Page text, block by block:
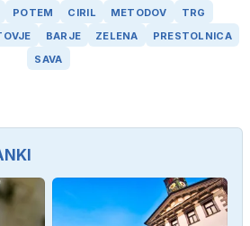
POTEM CIRIL METODOV
TRG
BARJE ZELENA
PRESTOLNICA
SAVA